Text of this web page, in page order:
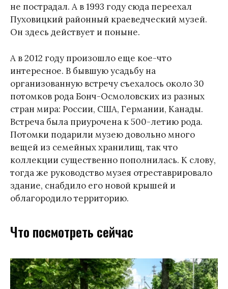
не пострадал. А в 1993 году сюда переехал
Пуховицкий районный краеведческий музей.
Он здесь действует и поныне.
А в 2012 году произошло еще кое-что
интересное. В бывшую усадьбу на
организованную встречу съехалось около 30
потомков рода Бонч-Осмоловских из разных
стран мира: России, США, Германии, Канады.
Встреча была приурочена к 500-летию рода.
Потомки подарили музею довольно много
вещей из семейных хранилищ, так что
коллекции существенно пополнилась. К слову,
тогда же руководство музея отреставрировало
здание, снабдило его новой крышей и
облагородило территорию.
Что посмотреть сейчас